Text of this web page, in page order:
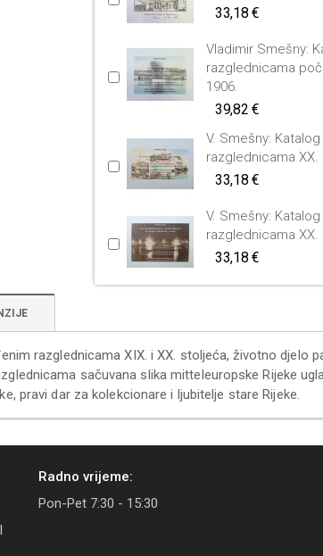
33,18 €
Vladimir Smešny:
razglednicama
1906.
39,82 €
V. Smešny:
razglednicama
33,18 €
V. Smešny:
razglednicama XX.
33,18 €
razglednicama XIX. i XX. stoljeća, životno djelo
sačuvana slika mitteleuropske Rijeke
pravi dar za kolekcionare i ljubitelje stare Rijeke.
Radno vrijeme:
Pon-Pet 7:30 - 15:30